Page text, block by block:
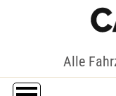
Alle